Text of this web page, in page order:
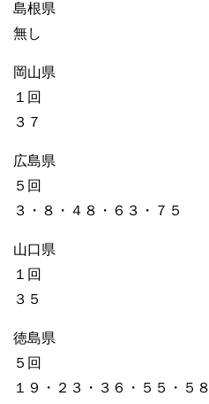
島根県
無し
岡山県
１回
３７
広島県
５回
３・８・４８・６３・７５
山口県
１回
３５
徳島県
５回
１９・２３・３６・５５・５８